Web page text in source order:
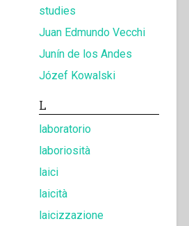
studies
Juan Edmundo Vecchi
Junín de los Andes
Józef Kowalski
L
laboratorio
laboriosità
laici
laicità
laicizzazione